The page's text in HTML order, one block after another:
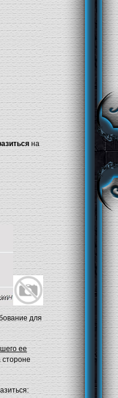
на
для
ее
стороне